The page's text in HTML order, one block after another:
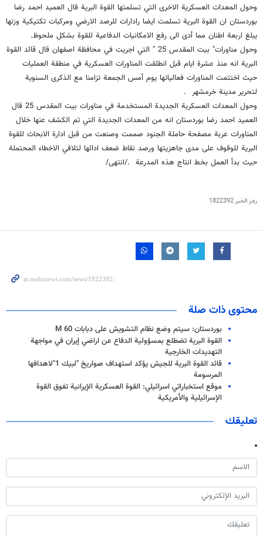
وحول المعدات العسكرية الاخرى التي تسلمتها القوة البرية قال العميد احمد رضا
بوردستان ان القوة البرية تسلمت ايضا رادارات للرصد الارضي ومركبات تكتيكية وزنها
يبلغ اربعة اطنان مما أدى الى رفع الامكانيات الدفاعية للقوة بشكل ملحوظ.
وحول مناورات" بيت المقدس 25 " التي اجريت في محافظة اصفهان قال قائد القوة
البرية انه منذ عشرة ايام قبل انطلقت المناورات العسكرية في منطقة العمليات
حيث اختتمت المناورات فعالياتها يوم أمس الجمعة تزامنا مع الذكرى السنوية
لتحرير مدينة خرمشهر .
وحول المعدات العسكرية الجديدة المستخدمة في مناورات بيت المقدس 25 قال
العميد احمد رضا بوردستان انه من المعدات الجديدة التي تم الكشف عنها خلال
المناورات عربة مصفحة حاملة الجنود صممت وصنعت من قبل ادارة الابحاث للقوة
البرية للوقوف على مدى جاهزيتها ورصد نقاط ضعف ادائها لتلافي الاخطاء المحتملة
حيث بدأ العمل بخط انتاج هذه المدرعة ./انتهى/
رمز الخبر1822392
محتوى ذات صلة
بوردستان: سيتم وضع نظام التشويش على دبابات M 60
القوة البرية تضطلع بمسؤولية الدفاع عن اراضي إيران في مواجهة
التهديدات الخارجية
قائد القوة البرية للجيش يؤكد استهداف صواريخ "لبيك 1"لاهدافها
المرسومة
موقع استخباراتي اسرائيلي: القوة العسكرية الإيرانية تفوق القوة
الإسرائيلية والأمريكية
تعليقك